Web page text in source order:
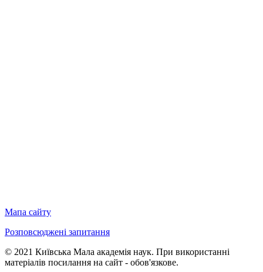
Мапа сайту
Розповсюджені запитання
© 2021 Київська Мала академія наук. При використанні
матеріалів посилання на сайт - обов'язкове.